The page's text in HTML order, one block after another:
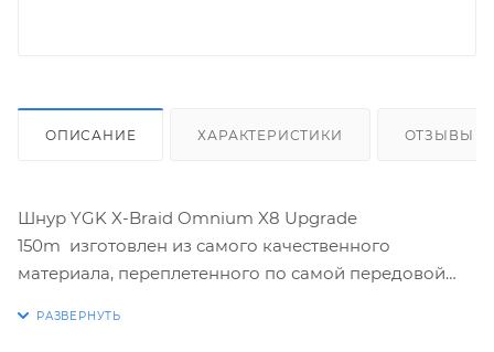
ОПИСАНИЕ ХАРАКТЕРИСТИКИ ОТЗЫВЫ
Шнур YGK X-Braid Omnium X8 Upgrade
150m изготовлен из самого качественного
материала, переплетенного по самой передовой